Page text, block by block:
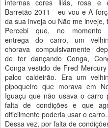
internas cores lilás, rosa e
Barretão 2011 - eu vou e A
da sua inveja ou Não me inveje,
Percebi que, no momento
entrega do carro, um
chorava compulsivamente
de ter dançando Conga,
Conga vestido de Fred
palco caldeirão. Era um
pipoqueiro que morava em
Iguaçu que não usava o carro
falta de condições e que
dificilmente poderia usar o
Dessa vez, por falta de